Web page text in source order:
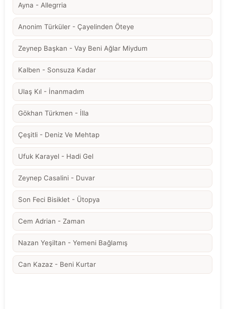
Ayna - Allegrria
Anonim Türküler - Çayelinden Öteye
Zeynep Başkan - Vay Beni Ağlar Miydum
Kalben - Sonsuza Kadar
Ulaş Kıl - İnanmadım
Gökhan Türkmen - İlla
Çeşitli - Deniz Ve Mehtap
Ufuk Karayel - Hadi Gel
Zeynep Casalini - Duvar
Son Feci Bisiklet - Ütopya
Cem Adrian - Zaman
Nazan Yeşiltan - Yemeni Bağlamış
Can Kazaz - Beni Kurtar